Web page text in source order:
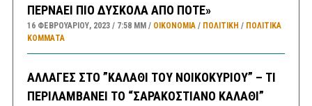
ΠΕΡΝΑΕΙ ΠΙΟ ΔΥΣΚΟΛΑ ΑΠΟ ΠΟΤΕ»
16 ΦΕΒΡΟΥΑΡΊΟΥ, 2023 7:58 ΜΜ ΟΙΚΟΝΟΜΙΑ/ ΠΟΛΙΤΙΚΗ / ΠΟΛΙΤΙΚΆ
ΚΌΜΜΑΤΑ
ΑΛΛΑΓΕΣ ΣΤΟ ”ΚΑΛΑΘΙ ΤΟΥ ΝΟΙΚΟΚΥΡΙΟΥ” – ΤΙ
ΠΕΡΙΛΑΜΒΑΝΕΙ ΤΟ “ΣΑΡΑΚΟΣΤΙΑΝΟ ΚΑΛΑΘΙ”